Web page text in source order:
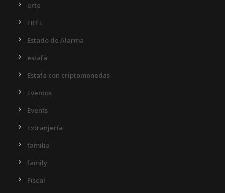
erte
ERTE
Estado de Alarma
estafa
Estafa con criptomonedas
Eventos
Events
Extranjería
familia
family
Fiscal